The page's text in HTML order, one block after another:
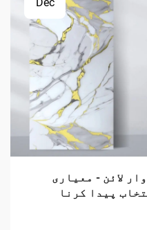
Dec
لائن - معیاری
پیدا کرنا